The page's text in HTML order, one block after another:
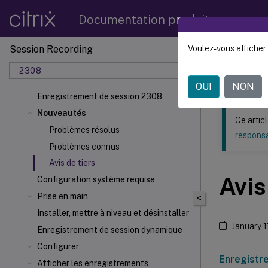
Documentation produit
Session Recording
2308
Enregistrement de session 2308
Nouveautés
Problèmes résolus
Problèmes connus
Avis de tiers
Configuration système requise
Prise en main
Installer, mettre à niveau et désinstaller
Enregistrement de session dynamique
Configurer
Afficher les enregistrements
Ce contenu a
<
Ce
January
Voulez-vous
OUI NON